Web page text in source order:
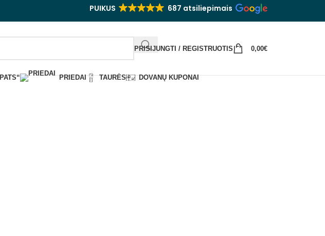
PUIKUS 687 atsiliepimais
PRISIJUNGTI / REGISTRUOTIS 0,00€
PRIEDAI TAURĖS DOVANŲ KUPONAI
rinkiniai